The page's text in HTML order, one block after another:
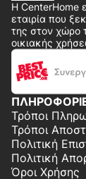
Η CenterHome
εταιρία που
της στον χώρο
οικιακής
Τρόποι
Τρόποι
Πολιτική
Πολιτική
Όροι Χρήσης